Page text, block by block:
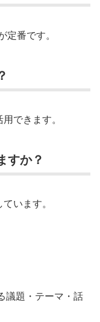
番です。
できます。
すか？
います。
議題・テーマ・話